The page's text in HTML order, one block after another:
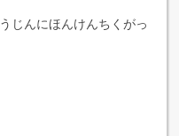
じんにほんけんちくがっ